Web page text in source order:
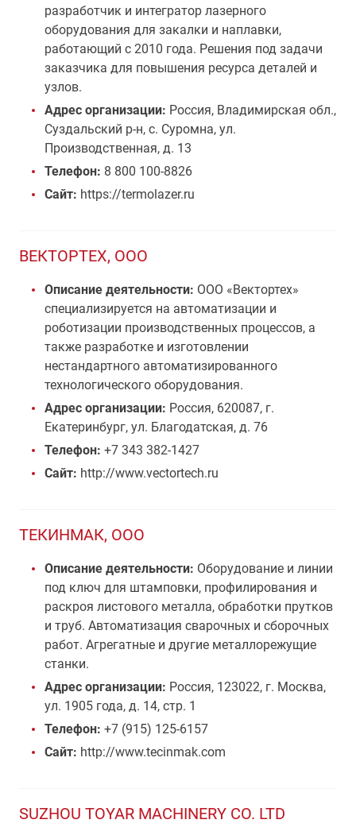
разработчик и интегратор лазерного
оборудования для закалки и наплавки,
работающий с 2010 года. Решения под задачи
заказчика для повышения ресурса деталей и
узлов.
Адрес организации: Россия, Владимирская обл.,
Суздальский р-н, с. Суромна, ул.
Производственная, д. 13
Телефон: 8 800 100-8826
Сайт: https://termolazer.ru
ВЕКТОРТЕХ, ООО
Описание деятельности: ООО «Вектортех»
специализируется на автоматизации и
роботизации производственных процессов, а
также разработке и изготовлении
нестандартного автоматизированного
технологического оборудования.
Адрес организации: Россия, 620087, г.
Екатеринбург, ул. Благодатская, д. 76
Телефон: +7 343 382-1427
Сайт: http://www.vectortech.ru
ТЕКИНМАК, ООО
Описание деятельности: Оборудование и линии
под ключ для штамповки, профилирования и
раскроя листового металла, обработки прутков
и труб. Автоматизация сварочных и сборочных
работ. Агрегатные и другие металлорежущие
станки.
Адрес организации: Россия, 123022, г. Москва,
ул. 1905 года, д. 14, стр. 1
Телефон: +7 (915) 125-6157
Сайт: http://www.tecinmak.com
SUZHOU TOYAR MACHINERY CO. LTD